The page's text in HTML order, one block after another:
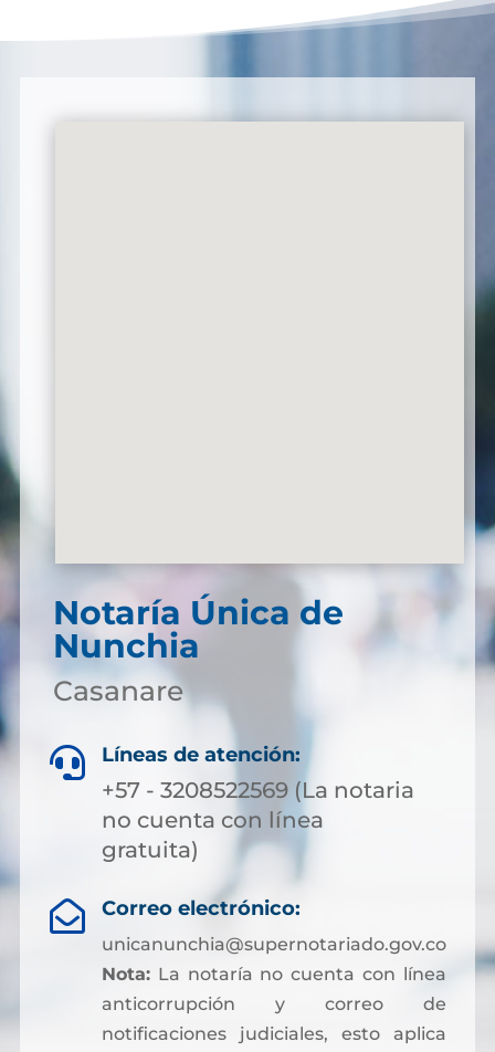
Notaría Única de
Nunchia
Casanare
 Líneas de atención:
+57 - 3208522569 (La notaria
no cuenta con línea
gratuita)
 Correo electrónico:
unicanunchia@supernotariado.gov.co
Nota:La notaría no cuenta con línea
anticorrupción y correo de
notificaciones judiciales, esto aplica